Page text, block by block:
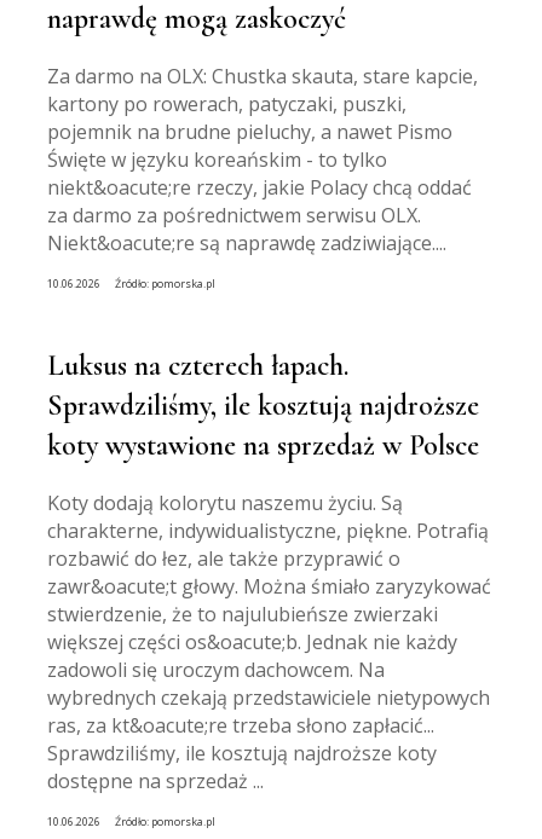
naprawdę mogą zaskoczyć
Za darmo na OLX: Chustka skauta, stare kapcie,
kartony po rowerach, patyczaki, puszki,
pojemnik na brudne pieluchy, a nawet Pismo
Święte w języku koreańskim - to tylko
niekt&oacute;re rzeczy, jakie Polacy chcą oddać
za darmo za pośrednictwem serwisu OLX.
Niekt&oacute;re są naprawdę zadziwiające....
10.06.2026 Źródło: pomorska.pl
Luksus na czterech łapach.
Sprawdziliśmy, ile kosztują najdroższe
koty wystawione na sprzedaż w Polsce
Koty dodają kolorytu naszemu życiu. Są
charakterne, indywidualistyczne, piękne. Potrafią
rozbawić do łez, ale także przyprawić o
zawr&oacute;t głowy. Można śmiało zaryzykować
stwierdzenie, że to najulubieńsze zwierzaki
większej części os&oacute;b. Jednak nie każdy
zadowoli się uroczym dachowcem. Na
wybrednych czekają przedstawiciele nietypowych
ras, za kt&oacute;re trzeba słono zapłacić...
Sprawdziliśmy, ile kosztują najdroższe koty
dostępne na sprzedaż ...
10.06.2026 Źródło: pomorska.pl